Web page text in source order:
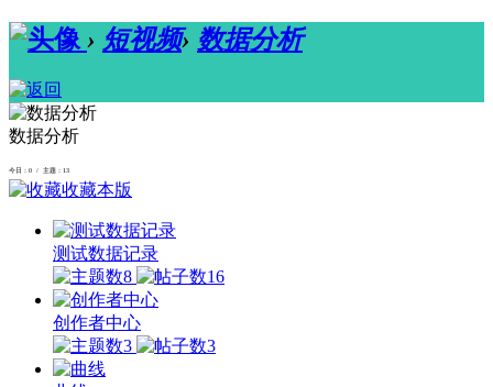
› 短视频› 数据分析
数据分析
今日：0 / 主题：13
收藏本版
测试数据记录
8
16
创作者中心
3
3